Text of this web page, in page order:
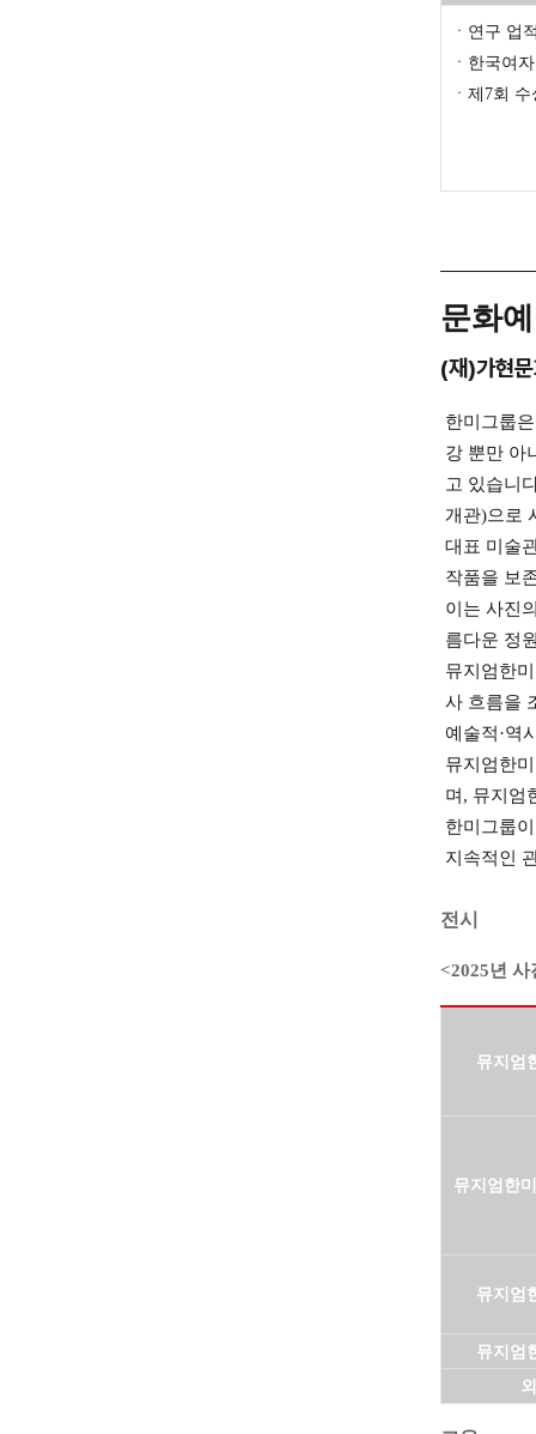
ㆍ연구 업
ㆍ한국여
ㆍ제7회
문화
(재)가현
한미그룹
강 뿐만 아
고 있습니
개관)으로
대표 미술
작품을 보
이는 사진
름다운 정
뮤지엄한
사 흐름을
예술적·역
뮤지엄한
며, 뮤지엄
한미그룹
지속적인
전시
<2025년 사
뮤지엄
뮤지엄한
뮤지엄
뮤지엄